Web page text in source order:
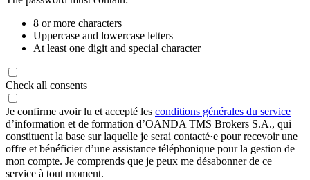
8 or more characters
Uppercase and lowercase letters
At least one digit and special character
Check all consents
Je confirme avoir lu et accepté les conditions générales du service
d’information et de formation d’OANDA TMS Brokers S.A., qui
constituent la base sur laquelle je serai contacté·e pour recevoir une
offre et bénéficier d’une assistance téléphonique pour la gestion de
mon compte. Je comprends que je peux me désabonner de ce
service à tout moment.